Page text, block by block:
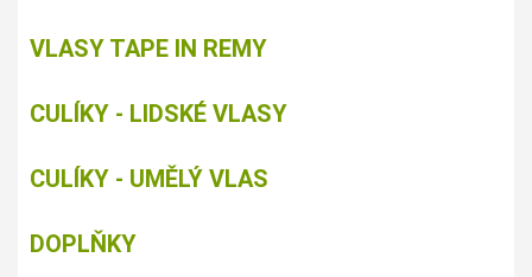
VLASY TAPE IN REMY
CULÍKY - LIDSKÉ VLASY
CULÍKY - UMĚLÝ VLAS
DOPLŇKY